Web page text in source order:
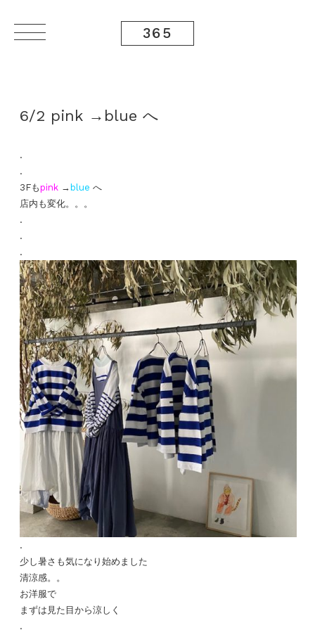
365
6/2 pink →blue へ
.
.
3Fもpink→ blue へ
店内も変化。。。
.
.
.
.
少し暑さも気になり始めました
清涼感。。
お洋服で
まずは見た目から涼しく
.